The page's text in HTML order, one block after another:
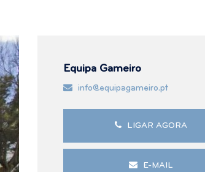
Equipa Gameiro
info@equipagameiro.pt
LIGAR AGORA
E-MAIL